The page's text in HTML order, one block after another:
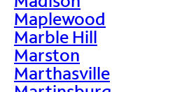
Maplewood
Marble Hill
Marston
Marthasville